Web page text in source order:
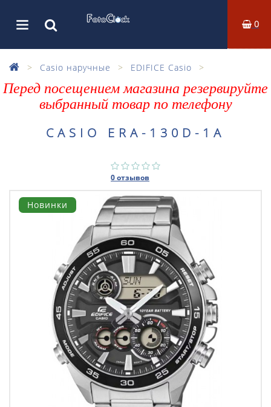
0
Casio наручные EDIFICE Casio
Перед посещением магазина резервируйте
выбранный товар по телефону
CASIO ERA-130D-1A
0 отзывов
Новинки